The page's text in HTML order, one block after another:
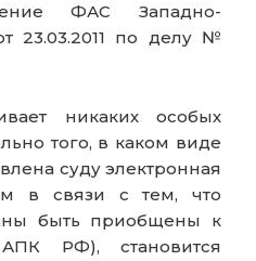
ФАС Западно-
23.03.2011 по делу №
никаких особых
того, в каком виде
суду электронная
в связи с тем, что
быть приобщены к
РФ), становится